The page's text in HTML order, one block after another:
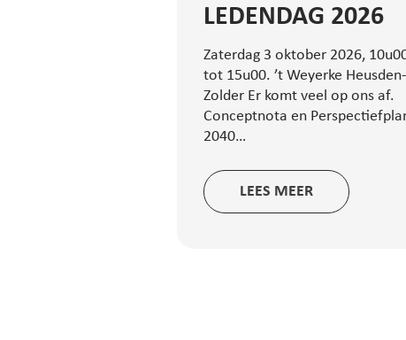
LEDENDAG 2026
Zaterdag 3 oktober 2026,
tot 15u00. ’t Weyerke Heusden-
Zolder Er komt veel op ons af.
Conceptnota en
2040…
LEES MEER